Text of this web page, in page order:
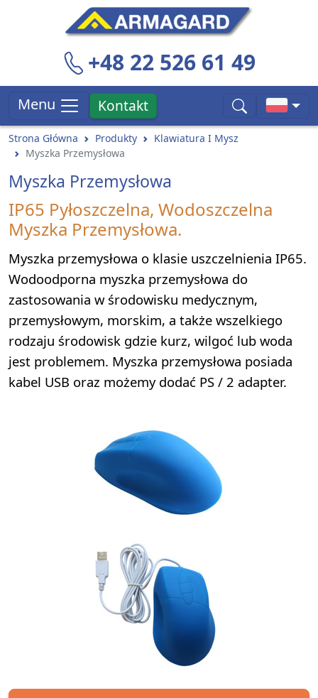
+48 22 526 61 49
Menu Kontakt
Strona Główna Produkty
Klawiatura I Mysz
Myszka Przemysłowa
Myszka Przemysłowa
IP65 Pyłoszczelna, Wodoszczelna
Myszka Przemysłowa.
Myszka przemysłowa o klasie uszczelnienia IP65.
Wodoodporna myszka przemysłowa do
zastosowania w środowisku medycznym,
przemysłowym, morskim, a także wszelkiego
rodzaju środowisk gdzie kurz, wilgoć lub woda
jest problemem. Myszka przemysłowa posiada
kabel USB oraz możemy dodać PS / 2 adapter.